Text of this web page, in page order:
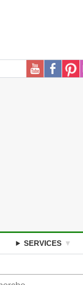
SERVICES